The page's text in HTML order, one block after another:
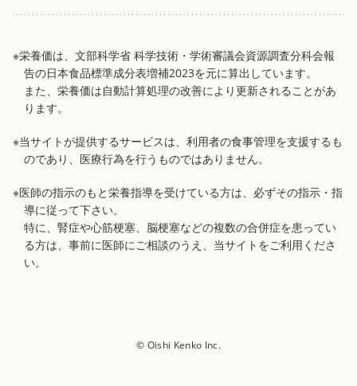
※栄養価は、文部科学省 科学技術・学術審議会資源調査分科会報
告の日本食品標準成分表増補2023を元に算出しています。
また、栄養価は自動計算処理の改善により更新されることがあ
ります。
※当サイトが提供するサービスは、利用者の食事管理を支援するも
のであり、医療行為を行うものではありません。
※医師の指示のもと栄養指導を受けている方は、必ずその指示・指
導に従って下さい。
特に、腎症や心筋梗塞、脳梗塞などの複数の合併症を患ってい
る方は、事前に医師にご相談のうえ、当サイトをご利用くださ
い。
© Oishi Kenko Inc.